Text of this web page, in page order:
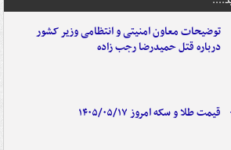
توضیحات معاون امنیتی و انتظامی وزیر کشور
درباره قتل حمیدرضا رجب زاده
قیمت طلا و سکه امروز ۱۴۰۵/۰۵/۱۷